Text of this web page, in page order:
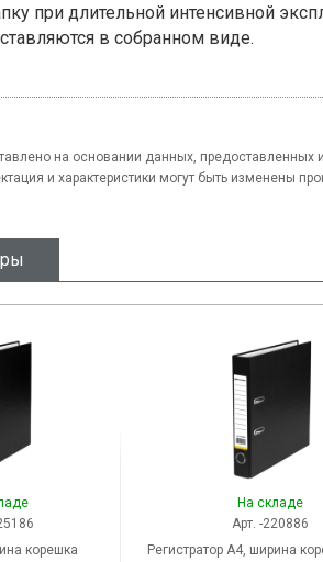
при длительной интенсивной
в собранном виде.
на основании данных, предоставленных
и характеристики могут быть изменены
корешка
На складе
Арт. -220886
Регистратор A4, ширина